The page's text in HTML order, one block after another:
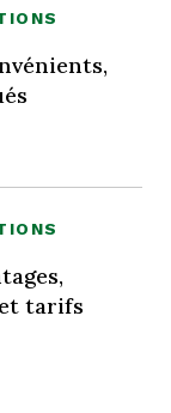
tarifs